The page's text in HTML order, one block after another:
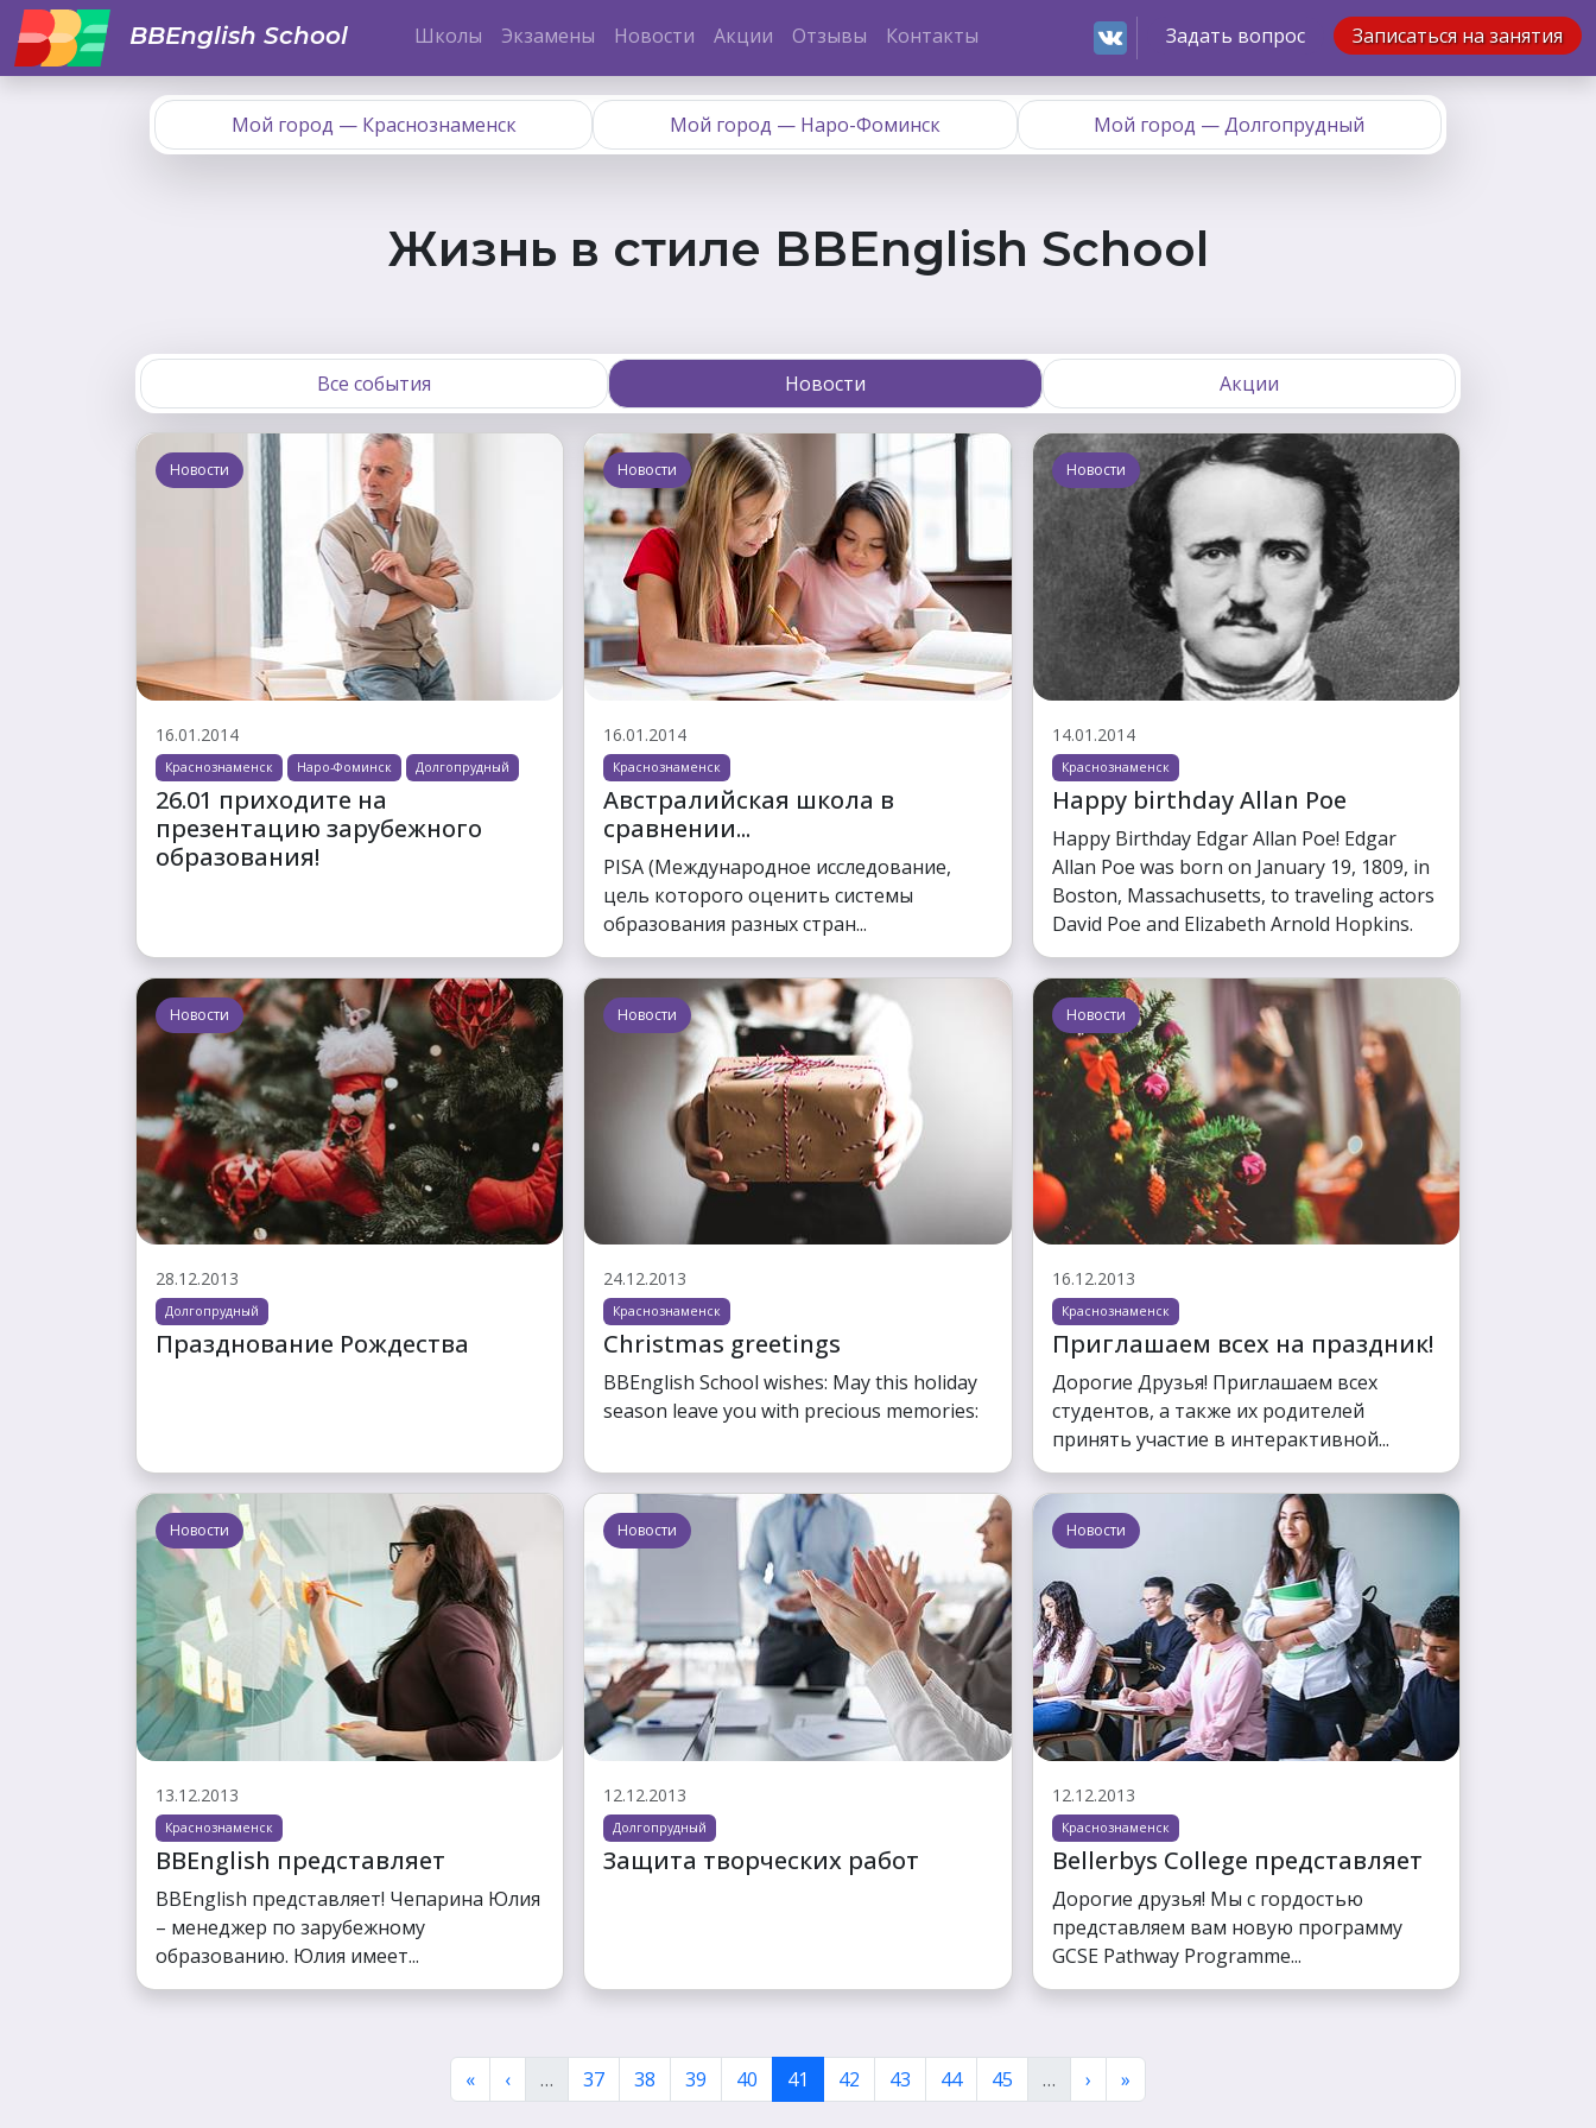
BBEnglish School Школы Экзамены Новости Акции Отзывы Контакты Задать вопрос Записаться на занятия
Мой город — Краснознаменск Мой город — Наро-Фоминск Мой город — Долгопрудный
Жизнь в стиле BBEnglish School
Все события Новости Акции
Новости
16.01.2014
Краснознаменск Наро-Фоминск Долгопрудный
26.01 приходите на
презентацию зарубежного
образования!
Новости
16.01.2014
Краснознаменск
Австралийская школа в
сравнении...
PISA (Международное исследование,
цель которого оценить системы
образования разных стран...
Новости
14.01.2014
Краснознаменск
Happy birthday Allan Poe
Happy Birthday Edgar Allan Poe! Edgar
Allan Poe was born on January 19, 1809, in
Boston, Massachusetts, to traveling actors
David Poe and Elizabeth Arnold Hopkins.
Новости
28.12.2013
Долгопрудный
Празднование Рождества
Новости
24.12.2013
Краснознаменск
Christmas greetings
BBEnglish School wishes: May this holiday
season leave you with precious memories:
Новости
16.12.2013
Краснознаменск
Приглашаем всех на праздник!
Дорогие Друзья! Приглашаем всех
студентов, а также их родителей
принять участие в интерактивной...
Новости
13.12.2013
Краснознаменск
BBEnglish представляет
BBEnglish представляет! Чепарина Юлия
– менеджер по зарубежному
образованию. Юлия имеет...
Новости
12.12.2013
Долгопрудный
Защита творческих работ
Новости
12.12.2013
Краснознаменск
Bellerbys College представляет
Дорогие друзья! Мы с гордостью
представляем вам новую программу
GCSE Pathway Programme...
« ‹ … 37 38 39 40 41 42 43 44 45 … › »